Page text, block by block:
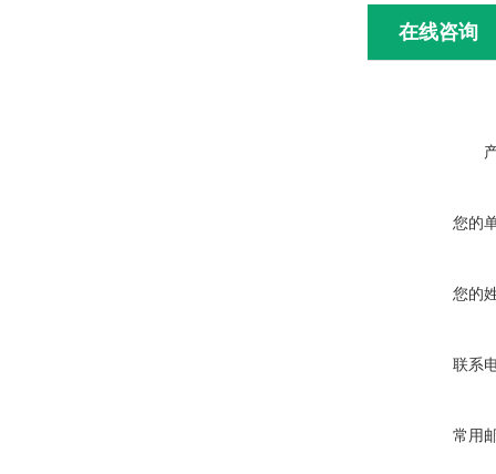
在线咨询
您的
您的
联系
常用